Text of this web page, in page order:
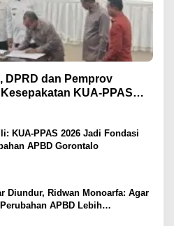
DPRD dan Pemprov
KUA-PPAS
KUA-PPAS 2026 Jadi Fondasi
APBD Gorontalo
Diundur, Ridwan Monoarfa: Agar
APBD Lebih